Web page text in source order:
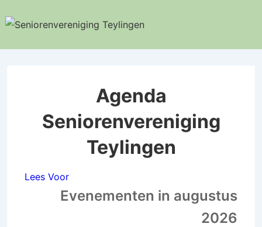
Doorgaan
Agenda
Seniorenvereniging
Teylingen
Lees Voor
Evenementen in augustus
2026